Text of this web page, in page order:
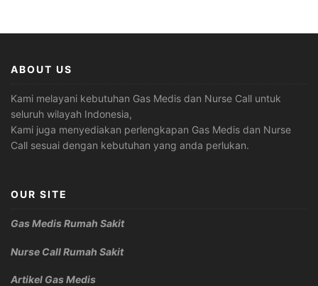
ABOUT US
Kami melayani kebutuhan Gas Medis dan Nurse Call untuk
seluruh wilayah Indonesia,
Kami juga menyediakan perlengkapan Gas Medis dan Nurse
Call sesuai dengan kebutuhan yang anda perlukan.
OUR SITE
Gas Medis Rumah Sakit
Nurse Call Rumah Sakit
Artikel Gas Medis